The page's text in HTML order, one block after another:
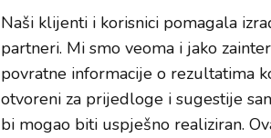
Naši klijenti i korisnici pomagala
partneri. Mi smo veoma i jako
povratne informacije o rezultatima
otvoreni za prijedloge i sugestije
bi mogao biti uspješno realiziran.